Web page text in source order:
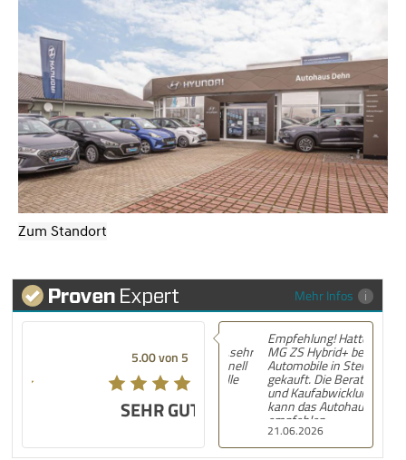
Zum Standort
Mehr Infos
5.00 von 5
SEHR GUT
21.06.2026
Empfehlung! Hatte mein
MG ZS Hybrid+ bei Dehn
Automobile in Stendal
gekauft. Die Beratung
und Kaufabwicklung Top
kann das Autohaus nur
empfehlen .